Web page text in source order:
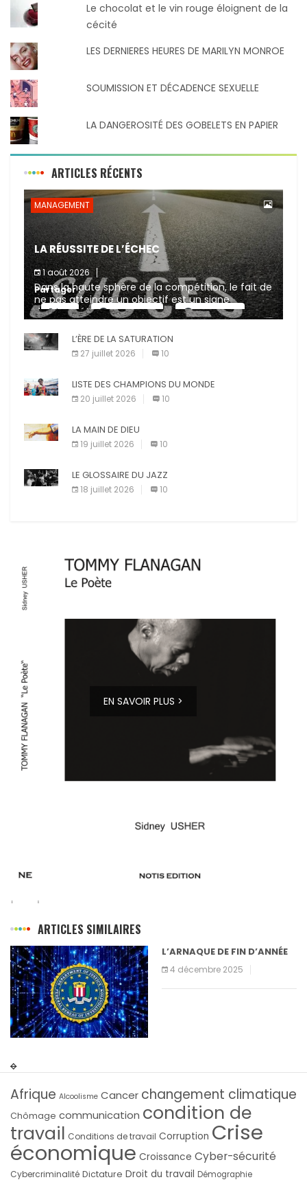
Le chocolat et le vin rouge éloignent de la
cécité
LES DERNIERES HEURES DE MARILYN MONROE
SOUMISSION ET DÉCADENCE SEXUELLE
LA DANGEROSITÉ DES GOBELETS EN PAPIER
ARTICLES RÉCENTS
MANAGEMENT
LA RÉUSSITE DE L’ÉCHEC
1 août 2026
Dans la haute sphère de la compétition, le fait de
ne pas atteindre un objectif est un signe
d’incompétence et une source de sanctions
diverses (avertissement, […]
Partager :
X Facebook Pinterest
E-mail Imprimer
L’ÈRE DE LA SATURATION
27 juillet 2026 10
LISTE DES CHAMPIONS DU MONDE
20 juillet 2026 10
LA MAIN DE DIEU
19 juillet 2026 10
LE GLOSSAIRE DU JAZZ
18 juillet 2026 10
EN SAVOIR PLUS >
ARTICLES SIMILAIRES
L’ARNAQUE DE FIN D’ANNÉE
4 décembre 2025
Afrique Alcoolisme Cancer changement climatique
Chômage communication condition de
travail Conditions de travail Corruption Crise
économique Croissance Cyber-sécurité
Cybercriminalité Dictature Droit du travail Démographie